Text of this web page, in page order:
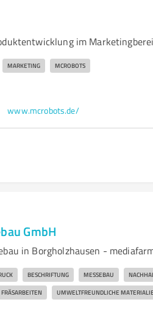
im
MARKETING MCROBOTS
www.mcrobots.de/
GmbH
in Borgholzhausen -
BESCHRIFTUNG MESSEBAU
FRÄSARBEITEN UMWELTFREUNDLICHE